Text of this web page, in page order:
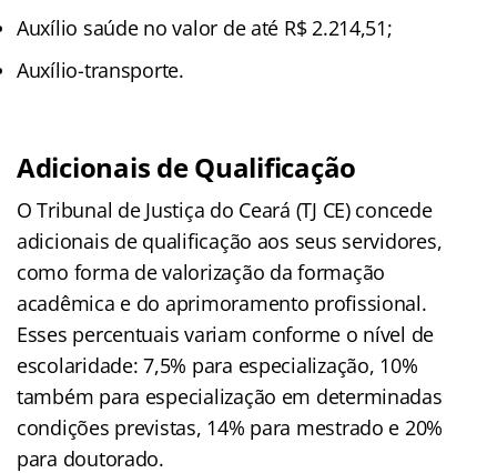
Auxílio saúde no valor de até R$ 2.214,51;
Auxílio-transporte.
Adicionais de Qualificação
O Tribunal de Justiça do Ceará (TJ CE) concede
adicionais de qualificação aos seus servidores,
como forma de valorização da formação
acadêmica e do aprimoramento profissional.
Esses percentuais variam conforme o nível de
escolaridade: 7,5% para especialização, 10%
também para especialização em determinadas
condições previstas, 14% para mestrado e 20%
para doutorado.